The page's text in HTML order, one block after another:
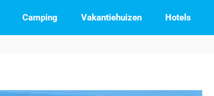
Camping Vakantiehuizen Hotels